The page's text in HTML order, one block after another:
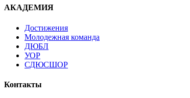
АКАДЕМИЯ
Достижения
Молодежная команда
ДЮБЛ
УОР
СДЮСШОР
Контакты